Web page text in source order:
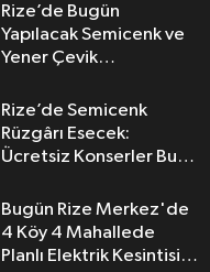
Rize’de Bugün
Yapılacak Semicenk ve
Yener Çevik
Belli Oldu
Rize’de Semicenk
Rüzgârı Esecek:
Ücretsiz Konserler Bu
Bugün Rize Merkez'de
4 Köy 4 Mahallede
Planlı Elektrik Kesintisi